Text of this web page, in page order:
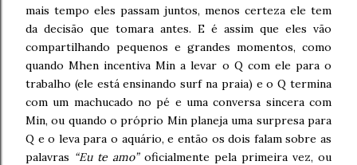
mais tempo eles passam juntos, menos certeza ele tem
da decisão que tomara antes. E é assim que eles vão
compartilhando pequenos e grandes momentos, como
quando Mhen incentiva Min a levar o Q com ele para o
trabalho (ele está ensinando surf na praia) e o Q termina
com um machucado no pé e uma conversa sincera com
Min, ou quando o próprio Min planeja uma surpresa para
Q e o leva para o aquário, e então os dois falam sobre as
palavras “Eu te amo”oficialmente pela primeira vez, ou